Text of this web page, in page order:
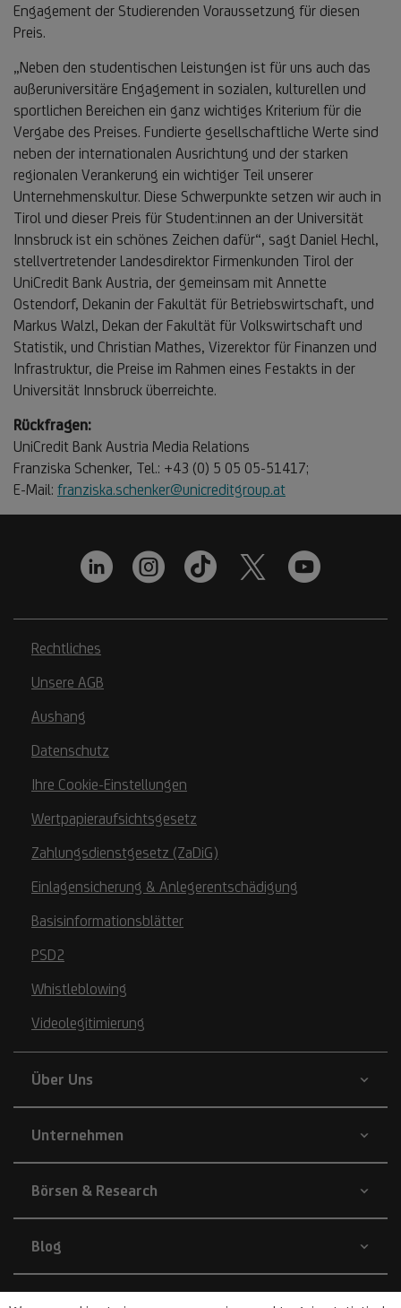
Engagement der Studierenden Voraussetzung für diesen
Preis.
„Neben den studentischen Leistungen ist für uns auch das
außeruniversitäre Engagement in sozialen, kulturellen und
sportlichen Bereichen ein ganz wichtiges Kriterium für die
Vergabe des Preises. Fundierte gesellschaftliche Werte sind
neben der internationalen Ausrichtung und der starken
regionalen Verankerung ein wichtiger Teil unserer
Unternehmenskultur. Diese Schwerpunkte setzen wir auch in
Tirol und dieser Preis für Student:innen an der Universität
Innsbruck ist ein schönes Zeichen dafür“, sagt Daniel Hechl,
stellvertretender Landesdirektor Firmenkunden Tirol der
UniCredit Bank Austria, der gemeinsam mit Annette
Ostendorf, Dekanin der Fakultät für Betriebswirtschaft, und
Markus Walzl, Dekan der Fakultät für Volkswirtschaft und
Statistik, und Christian Mathes, Vizerektor für Finanzen und
Infrastruktur, die Preise im Rahmen eines Festakts in der
Universität Innsbruck überreichte.
Rückfragen:
UniCredit Bank Austria Media Relations
Franziska Schenker, Tel.: +43 (0) 5 05 05-51417;
E-Mail: franziska.schenker@unicreditgroup.at
Rechtliches
Unsere AGB
Aushang
Datenschutz
Ihre Cookie-Einstellungen
Wertpapieraufsichtsgesetz
Zahlungsdienstgesetz (ZaDiG)
Einlagensicherung & Anlegerentschädigung
Basisinformationsblätter
PSD2
Whistleblowing
Videolegitimierung
Über Uns
Unternehmen
Börsen & Research
Blog